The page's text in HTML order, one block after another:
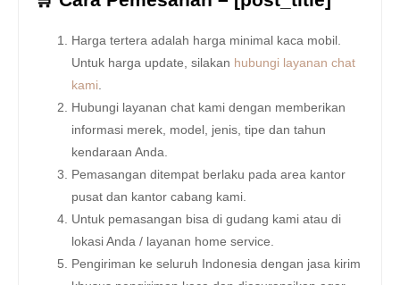
Harga tertera adalah harga minimal kaca mobil.
Untuk harga update, silakan hubungi layanan chat
kami
Hubungi layanan chat kami dengan memberikan
informasi merek, model, jenis, tipe dan tahun
kendaraan Anda.
Pemasangan ditempat berlaku pada area kantor
pusat dan kantor cabang kami.
Untuk pemasangan bisa di gudang kami atau di
lokasi Anda / layanan home service.
Pengiriman ke seluruh Indonesia dengan jasa kirim